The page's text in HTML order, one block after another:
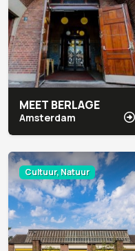
MEET BERLAGE
Amsterdam
Cultuur, Natuur